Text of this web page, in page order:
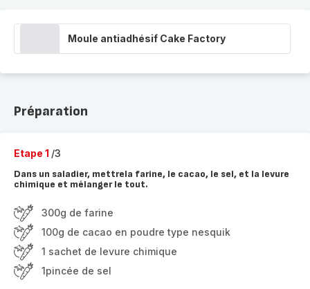
Moule antiadhésif Cake Factory
Préparation
Etape 1 /3
Dans un saladier, mettrela farine, le cacao, le sel, et la levure
chimique et mélanger le tout.
300g de farine
100g de cacao en poudre type nesquik
1 sachet de levure chimique
1pincée de sel